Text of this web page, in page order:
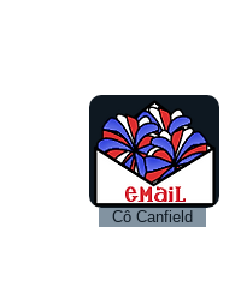
Cô Canfield